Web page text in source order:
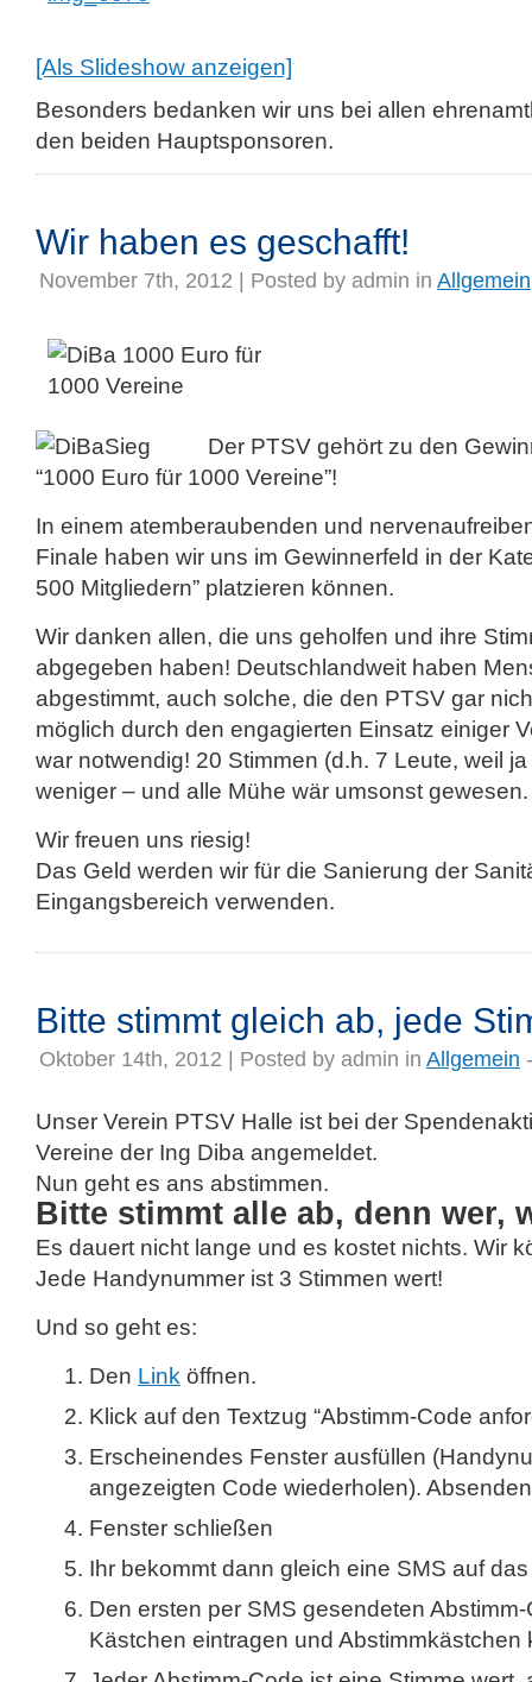
[Als Slideshow anzeigen]
Besonders bedanken wir uns bei allen
den beiden Hauptsponsoren.
Wir haben es geschafft!
November 7th, 2012 | Posted by admin in Allgemein
Der PTSV gehört zu den
“1000 Euro für 1000 Vereine”!
In einem atemberaubenden und
Finale haben wir uns im Gewinnerfeld in der
500 Mitgliedern” platzieren können.
Wir danken allen, die uns geholfen und ihre
abgegeben haben! Deutschlandweit haben
abgestimmt, auch solche, die den PTSV gar
möglich durch den engagierten Einsatz einiger
war notwendig! 20 Stimmen (d.h. 7 Leute, weil
weniger – und alle Mühe wär umsonst gewesen.
Wir freuen uns riesig!
Das Geld werden wir für die Sanierung der
Eingangsbereich verwenden.
Bitte stimmt gleich ab, jede
Oktober 14th, 2012 | Posted by admin in Allgemein
Unser Verein PTSV Halle ist bei der
Vereine der Ing Diba angemeldet.
Nun geht es ans abstimmen.
Bitte stimmt alle ab, denn wer,
Es dauert nicht lange und es kostet nichts. Wir
Jede Handynummer ist 3 Stimmen wert!
Und so geht es:
Den Link öffnen.
Klick auf den Textzug “Abstimm-Code
Erscheinendes Fenster ausfüllen
angezeigten Code wiederholen). Absenden
Fenster schließen
Ihr bekommt dann gleich eine SMS auf
Den ersten per SMS gesendeten
Kästchen eintragen und Abstimmkästchen